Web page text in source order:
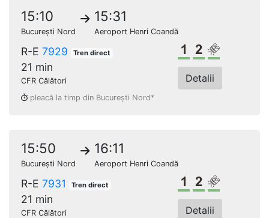
15:10
București Nord
15:31
Aeroport Henri Coandă
R-E 7929 Tren direct
21 min
CFR Călători
Clasa 1Clasa a 2-a
Loc
Detalii
pleacă la timp din București Nord*
15:50
București Nord
16:11
Aeroport Henri Coandă
R-E 7931 Tren direct
21 min
CFR Călători
Clasa 1Clasa a 2-a
Loc
Detalii